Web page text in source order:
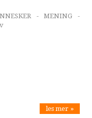
- MENING -
les mer »